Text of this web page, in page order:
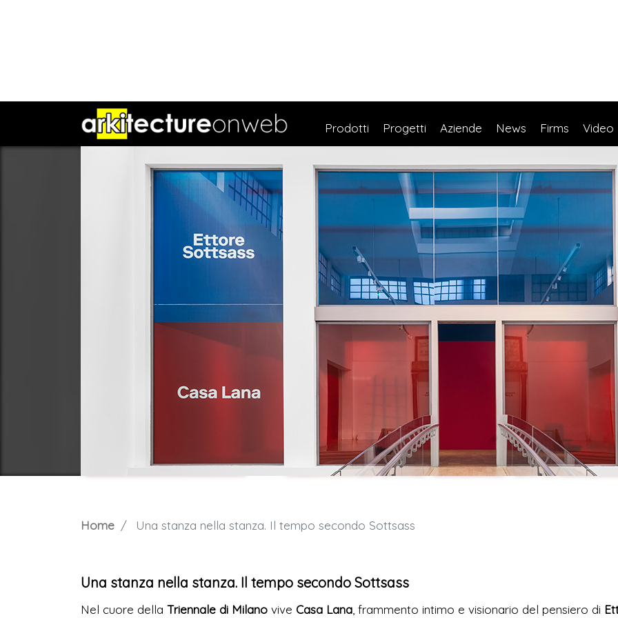
Prodotti Progetti Aziende News Firms Video
Home Una stanza nella stanza. Il tempo secondo Sottsass
Una stanza nella stanza. Il tempo secondo Sottsass
Nel cuore della Triennale di Milano vive Casa Lana , frammento intimo e visionario del pensiero di